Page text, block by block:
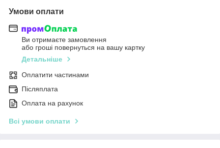
Умови оплати
Ви отримаєте замовлення
або гроші повернуться на вашу картку
Детальніше
Оплатити частинами
Післяплата
Оплата на рахунок
Всі умови оплати